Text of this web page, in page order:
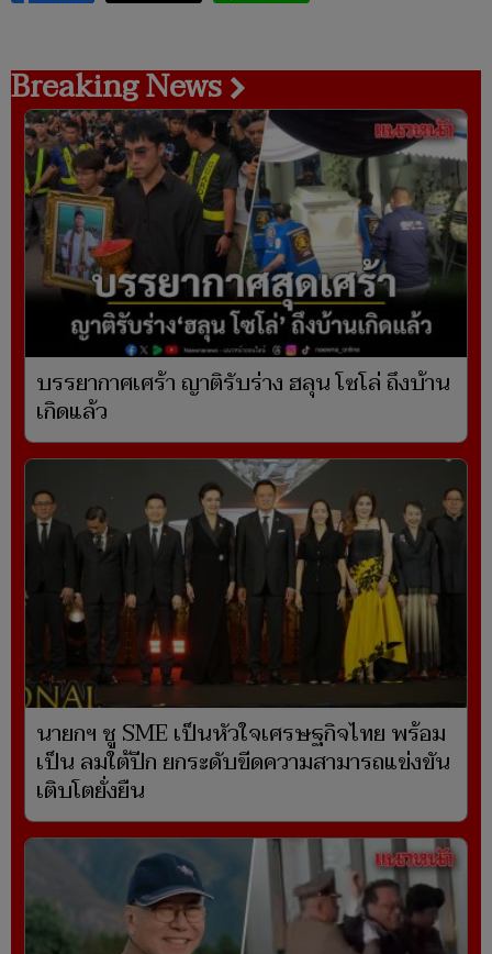
Breaking News
บรรยากาศเศร้า ญาติรับร่าง ฮลุน โซโล่ ถึงบ้าน
เกิดแล้ว
นายกฯ ชู SME เป็นหัวใจเศรษฐกิจไทย พร้อม
เป็น ลมใต้ปีก ยกระดับขีดความสามารถแข่งขัน
เติบโตยั่งยืน